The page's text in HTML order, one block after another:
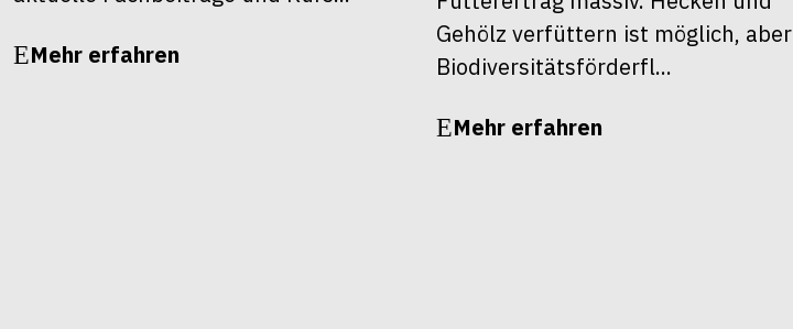
Mehr erfahren
Gehölz verfüttern ist möglich, aber
Biodiversitätsförderfl...
Mehr erfahren